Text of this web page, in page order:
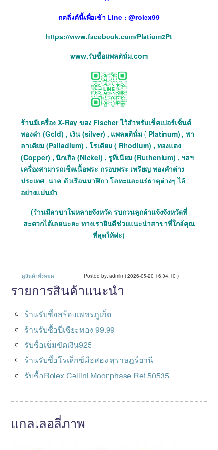
กดลิ่งค์นี้เพื่อเข้า Line : @rolex99
https://www.facebook.com/Platium2Pt
www.รับซื้อแพลตินั่ม.com
ร้านมีเครื่อง X-Ray ของ Fischer ไว้สำหรับเช็คเปอร์เซ็นต์
ทองคำ (Gold) , เงิน (silver) , แพลตตินั่ม ( Platinum) , พา
ลาเดียม (Palladium) , โรเดียม ( Rhodium) , ทองแดง
(Copper) , นิกเกิล (Nickel) , รูทีเนียม (Ruthenium) , ฯลฯ
เครื่องสามารถเช็คเนื้อพระ กรอบพระ เหรียญ ทองคำต่าง
ประเทศ นาค ตัวเรือนนาฬิกา โลหะและแร่ธาตุต่างๆ ได้
อย่างแม่นยำ
(ร้านมีสาขาในหลายจังหวัด รบกวนลูกค้าแจ้งจังหวัดที่
สะดวกได้เลยนะคะ ทางเรายินดีช่วยแนะนำสาขาที่ใกล้คุณ
ที่สุดให้ค่ะ)
ดูสินค้าทั้งหมด Posted by: admin ( 2026-05-20 16:04:10 )
รายการสินค้าแนะนำ
ร้านรับซื้อสร้อยเพชรภูเก็ต
ร้านรับซื้อปี่เซียะทอง 99.99
รับซื้อเข็มขัดเงิน925
ร้านรับซื้อโรเล็กซ์มือสอง สุราษฎร์ธานี
รับซื้อRolex Cellini Moonphase Ref.50535
แกลเลอลี่ภาพ